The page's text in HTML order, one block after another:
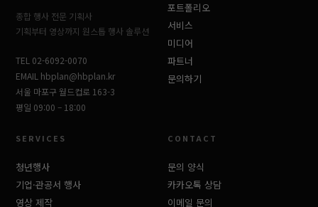
클릭하거나 드래그
JPG, PNG, WebP · 여러 장 가능
날짜
이미지 불러오는 중...
크기 14 전체 지우기
종합 행사 전문 기획사
기획부터 영상까지 원스톱 행사 솔루션
TEL 02-6092-0070
EMAIL hbplan@hbplan.kr
서울 마포구 월드컵로 163-3
평일 09:00 – 18:00
포트폴리오
서비스
미디어
파트너
문의하기
SERVICES
청년행사
기업·관공서 행사
영상 제작
CONTACT
문의 양식
카카오톡 상담
이메일 문의